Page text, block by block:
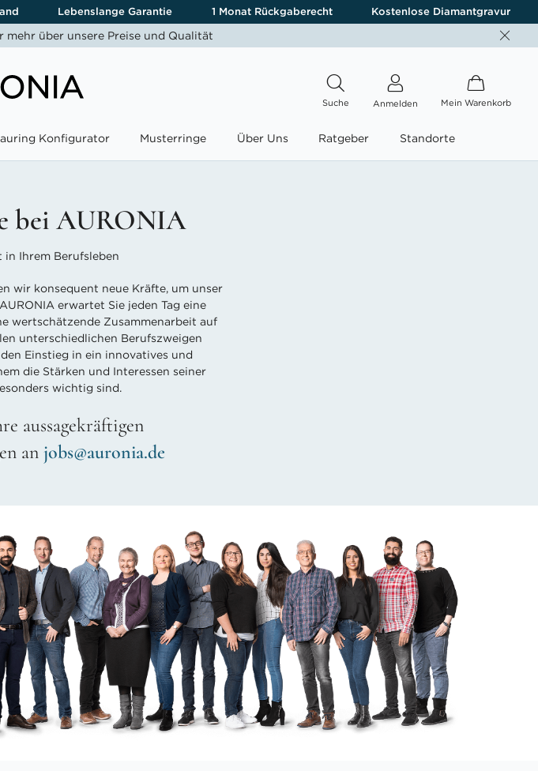
Lebenslange Garantie 1 Monat Rückgaberecht Kostenlose Diamantgravur
mehr über unsere Preise und Qualität
Suche Anmelden Mein Warenkorb
Konfigurator Musterringe Über Uns Ratgeber Standorte
bei AURONIA
Ihrem Berufsleben
wir konsequent neue Kräfte, um unser
erwartet Sie jeden Tag eine
wertschätzende Zusammenarbeit auf
unterschiedlichen Berufszweigen
Einstieg in ein innovatives und
die Stärken und Interessen seiner
wichtig sind.
aussagekräftigen
an jobs@auronia.de